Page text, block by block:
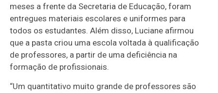
meses a frente da Secretaria de Educação, foram
entregues materiais escolares e uniformes para
todos os estudantes. Além disso, Luciane afirmou
que a pasta criou uma escola voltada à qualificação
de professores, a partir de uma deficiência na
formação de profissionais.
“Um quantitativo muito grande de professores são